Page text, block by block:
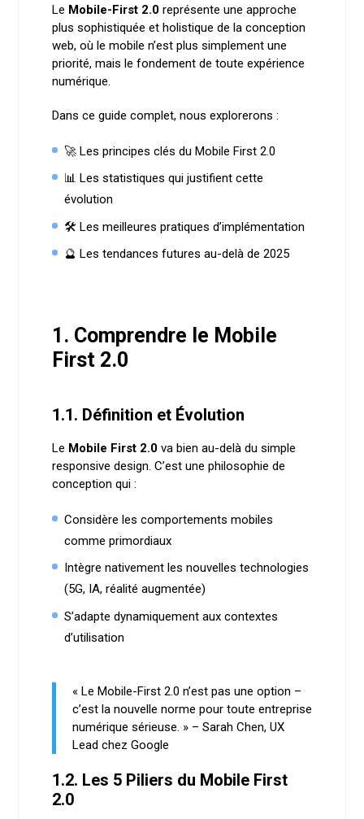
Le Mobile-First 2.0représente une approche
plus sophistiquée et holistique de la conception
web, où le mobile n’est plus simplement une
priorité, mais le fondement de toute expérience
numérique.
Dans ce guide complet, nous explorerons :
🚀 Les principes clés du Mobile First 2.0
📊 Les statistiques qui justifient cette
évolution
🛠 Les meilleures pratiques d’implémentation
🔮 Les tendances futures au-delà de 2025
1. Comprendre le Mobile
First 2.0
1.1. Définition et Évolution
Le Mobile First 2.0va bien au-delà du simple
responsive design. C’est une philosophie de
conception qui :
Considère les comportements mobiles
comme primordiaux
Intègre nativement les nouvelles technologies
(5G, IA, réalité augmentée)
S’adapte dynamiquement aux contextes
d’utilisation
« Le Mobile-First 2.0 n’est pas une option –
c’est la nouvelle norme pour toute entreprise
numérique sérieuse. » – Sarah Chen, UX
Lead chez Google
1.2. Les 5 Piliers du Mobile First
2.0